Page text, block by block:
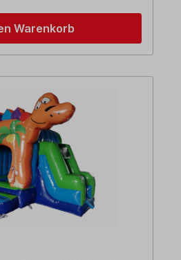
Warenkorb